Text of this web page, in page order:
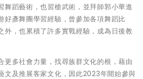
舞蹈藝術，也習槍武術，並拜師郭小華進
好彥舞團學習經驗，曾參加各項舞蹈比
外，也累積了許多實戰經驗，成為日後教
更多社會力量，找尋族群文化的根，藉由
文及推展客家文化，因此2023年開始參與